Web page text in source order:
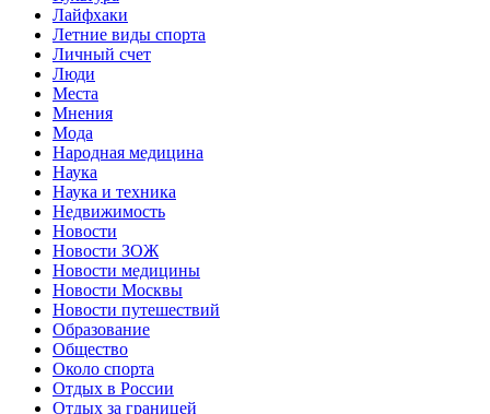
Лайфхаки
Летние виды спорта
Личный счет
Люди
Места
Мнения
Мода
Народная медицина
Наука
Наука и техника
Недвижимость
Новости
Новости ЗОЖ
Новости медицины
Новости Москвы
Новости путешествий
Образование
Общество
Около спорта
Отдых в России
Отдых за границей